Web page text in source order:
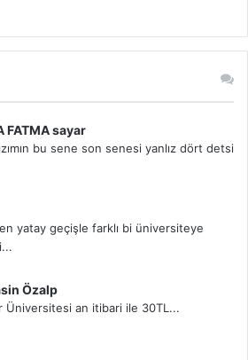
FATMA sayar
bu sene son senesi yanlız dört detsi
yatay geçişle farklı bi üniversiteye
Özalp
Üniversitesi an itibari ile 30TL...